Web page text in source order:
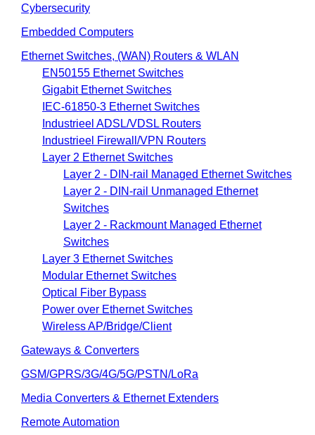
Cybersecurity
Embedded Computers
Ethernet Switches, (WAN) Routers & WLAN
EN50155 Ethernet Switches
Gigabit Ethernet Switches
IEC-61850-3 Ethernet Switches
Industrieel ADSL/VDSL Routers
Industrieel Firewall/VPN Routers
Layer 2 Ethernet Switches
Layer 2 - DIN-rail Managed Ethernet Switches
Layer 2 - DIN-rail Unmanaged Ethernet
Switches
Layer 2 - Rackmount Managed Ethernet
Switches
Layer 3 Ethernet Switches
Modular Ethernet Switches
Optical Fiber Bypass
Power over Ethernet Switches
Wireless AP/Bridge/Client
Gateways & Converters
GSM/GPRS/3G/4G/5G/PSTN/LoRa
Media Converters & Ethernet Extenders
Remote Automation